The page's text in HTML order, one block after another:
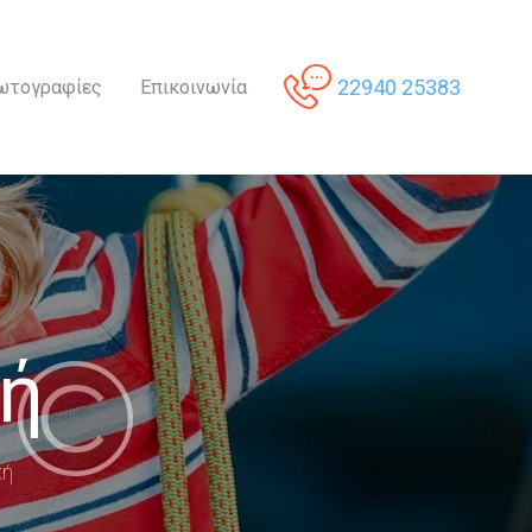
Επικοινωνία 22940 25383